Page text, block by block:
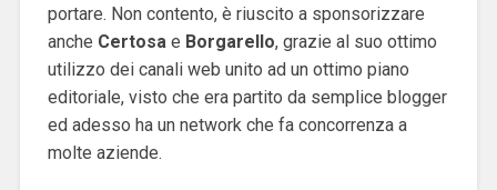
portare. Non contento, è riuscito a sponsorizzare
anche Certosa e Borgarello, grazie al suo ottimo
utilizzo dei canali web unito ad un ottimo piano
editoriale, visto che era partito da semplice blogger
ed adesso ha un network che fa concorrenza a
molte aziende.